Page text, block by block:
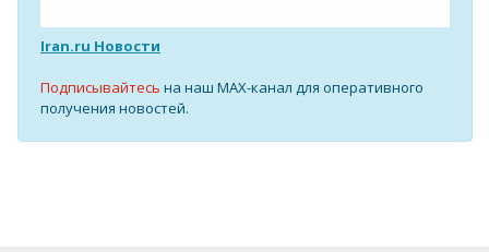
Iran.ru Новости
Подписывайтесь на наш MAX-канал для оперативного
получения новостей.